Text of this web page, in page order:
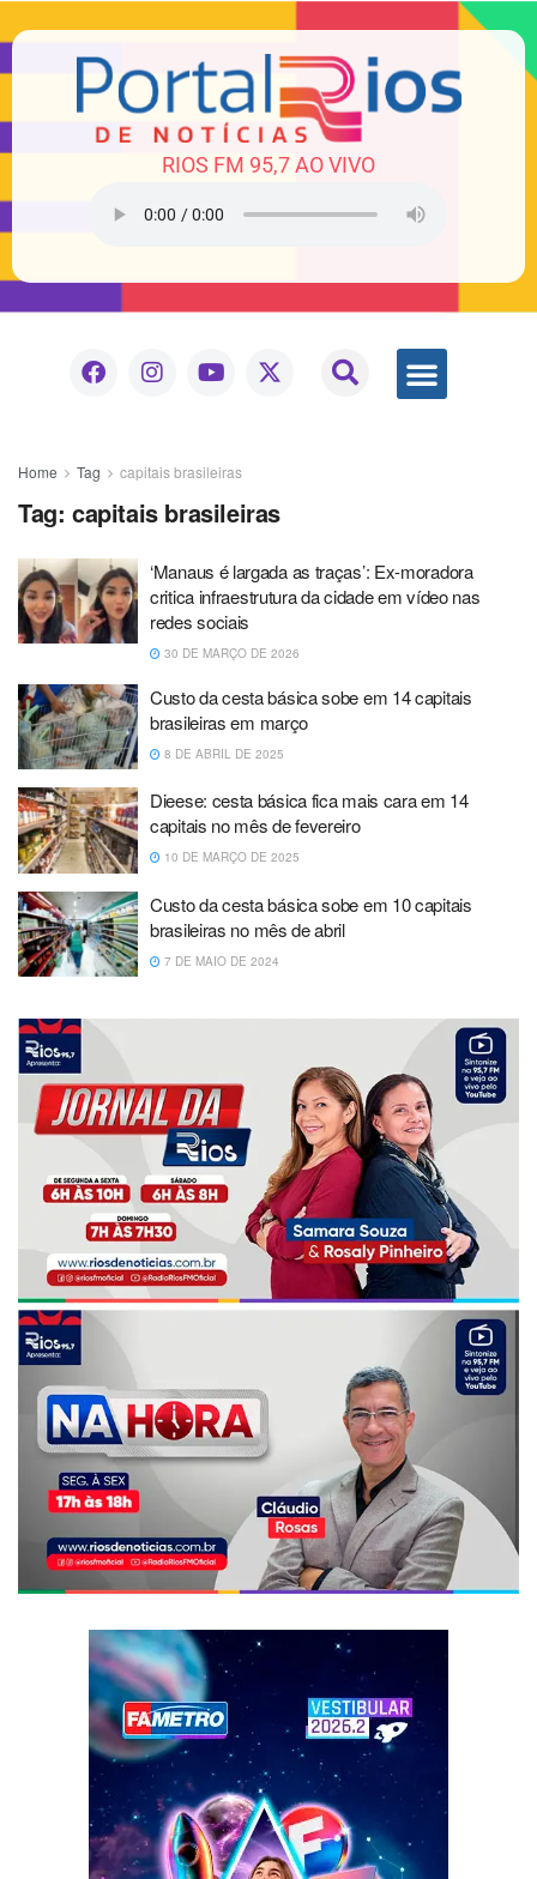
RIOS FM 95,7 AO VIVO
Home Tag capitais brasileiras
Tag: capitais brasileiras
‘Manaus é largada as traças’: Ex-moradora
critica infraestrutura da cidade em vídeo nas
redes sociais
30 DE MARÇO DE 2026
Custo da cesta básica sobe em 14 capitais
brasileiras em março
8 DE ABRIL DE 2025
Dieese: cesta básica fica mais cara em 14
capitais no mês de fevereiro
10 DE MARÇO DE 2025
Custo da cesta básica sobe em 10 capitais
brasileiras no mês de abril
7 DE MAIO DE 2024